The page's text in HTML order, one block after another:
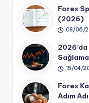
Forex
(2026)
08/06/
15/04/
Forex
Adım